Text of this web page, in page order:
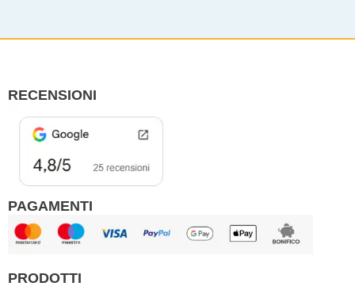
b
a
RECENSIONI
PAGAMENTI
PRODOTTI